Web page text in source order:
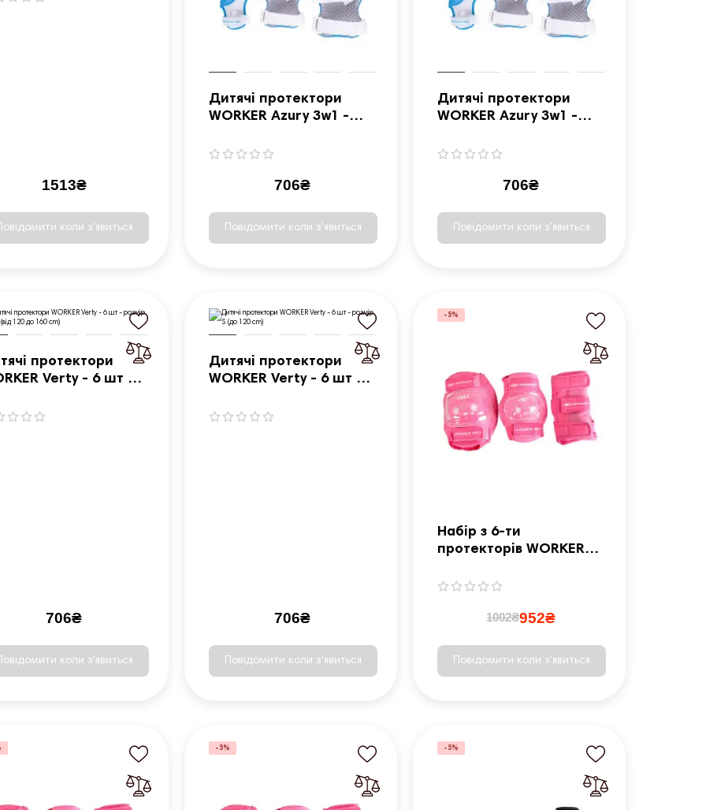
1513₴
коли з'явиться
Дитячі протектори
WORKER Azury 3w1 -
706₴
Повідомити коли з'явиться
Дитячі протектори
WORKER Azury 3w1 -
706₴
Повідомити коли з'явиться
протектори
Verty - 6 шт -
cm)
706₴
коли з'явиться
Дитячі протектори
WORKER Verty - 6 шт -
706₴
Повідомити коли з'явиться
-5%
Набір з 6-ти
протекторів WORKER
рожеві
1002₴952₴
Повідомити коли з'явиться
-5% -5%